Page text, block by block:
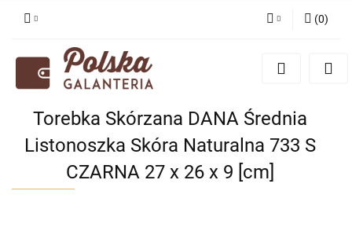
Zaloguj się
Dodaj zgłoszenie
(0)
Torebka Skórzana DANA Średnia
Listonoszka Skóra Naturalna 733 S
CZARNA 27 x 26 x 9 [cm]